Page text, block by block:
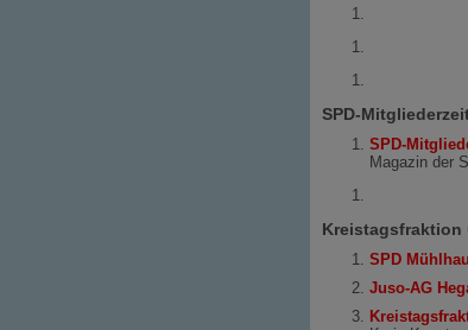
SPD-
SPD-
Magazin der
Kreistagsfraktion
SPD
Juso-AG